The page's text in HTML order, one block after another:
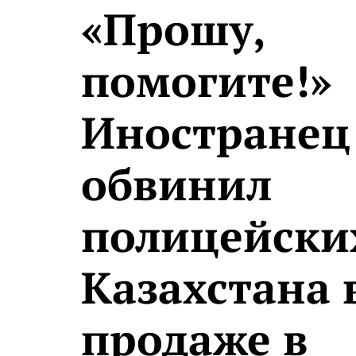
«Прошу,
помогите!»
Иностранец
обвинил
Казахстана
продаже в